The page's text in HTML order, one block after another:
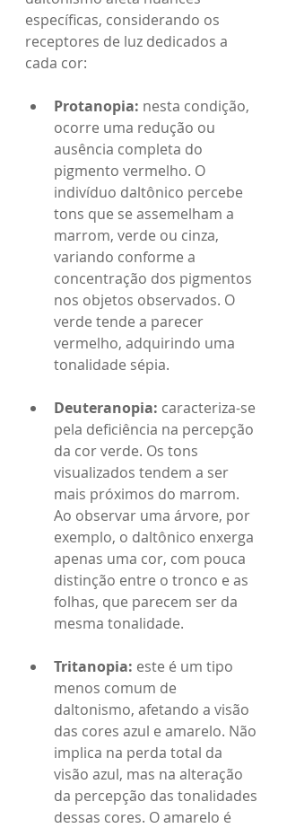
específicas, considerando os
receptores de luz dedicados a
cada cor:
Protanopia: nesta condição,
ocorre uma redução ou
ausência completa do
pigmento vermelho. O
indivíduo daltônico percebe
tons que se assemelham a
marrom, verde ou cinza,
variando conforme a
concentração dos pigmentos
nos objetos observados. O
verde tende a parecer
vermelho, adquirindo uma
tonalidade sépia.
Deuteranopia: caracteriza-se
pela deficiência na percepção
da cor verde. Os tons
visualizados tendem a ser
mais próximos do marrom.
Ao observar uma árvore, por
exemplo, o daltônico enxerga
apenas uma cor, com pouca
distinção entre o tronco e as
folhas, que parecem ser da
mesma tonalidade.
Tritanopia: este é um tipo
menos comum de
daltonismo, afetando a visão
das cores azul e amarelo. Não
implica na perda total da
visão azul, mas na alteração
da percepção das tonalidades
dessas cores. O amarelo é